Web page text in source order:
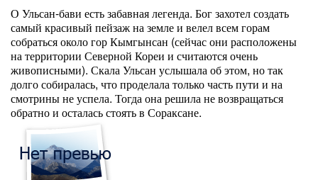
О Ульсан-бави есть забавная легенда. Бог захотел создать
самый красивый пейзаж на земле и велел всем горам
собраться около гор Кымгынсан (сейчас они расположены
на территории Северной Кореи и считаются очень
живописными). Скала Ульсан услышала об этом, но так
долго собиралась, что проделала только часть пути и на
смотрины не успела. Тогда она решила не возвращаться
обратно и осталась стоять в Сораксане.